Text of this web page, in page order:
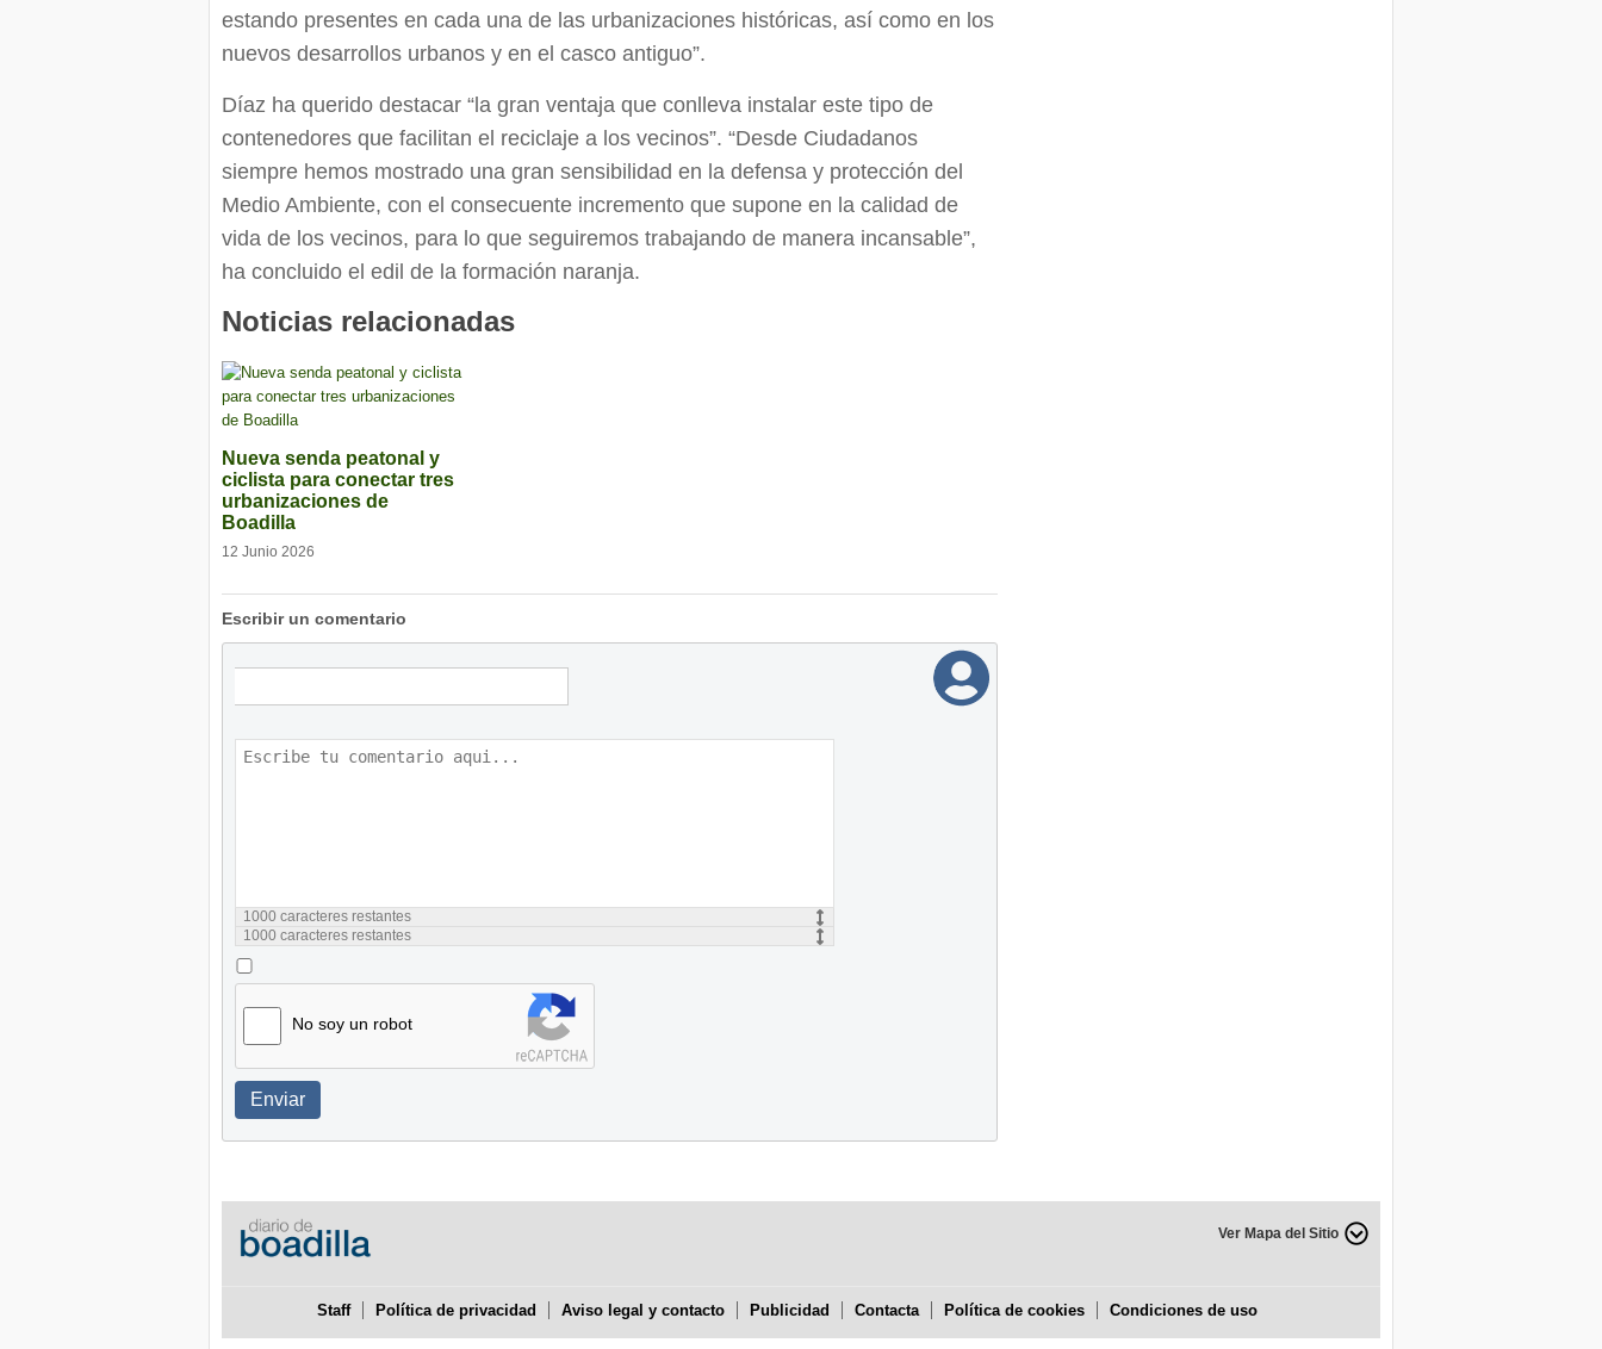
estando presentes en cada una de las urbanizaciones históricas, así como en los
nuevos desarrollos urbanos y en el casco antiguo”.
Díaz ha querido destacar “la gran ventaja que conlleva instalar este tipo de
contenedores que facilitan el reciclaje a los vecinos”. “Desde Ciudadanos
siempre hemos mostrado una gran sensibilidad en la defensa y protección del
Medio Ambiente, con el consecuente incremento que supone en la calidad de
vida de los vecinos, para lo que seguiremos trabajando de manera incansable”,
ha concluido el edil de la formación naranja.
Noticias relacionadas
Nueva senda peatonal y
ciclista para conectar tres
urbanizaciones de
Boadilla
12 Junio 2026
Escribir un comentario
1000 caracteres restantes
1000 caracteres restantes
No soy un robot
Enviar
Ver Mapa del Sitio
Staff Política de privacidad Aviso legal y contacto Publicidad Contacta Política de cookies Condiciones de uso